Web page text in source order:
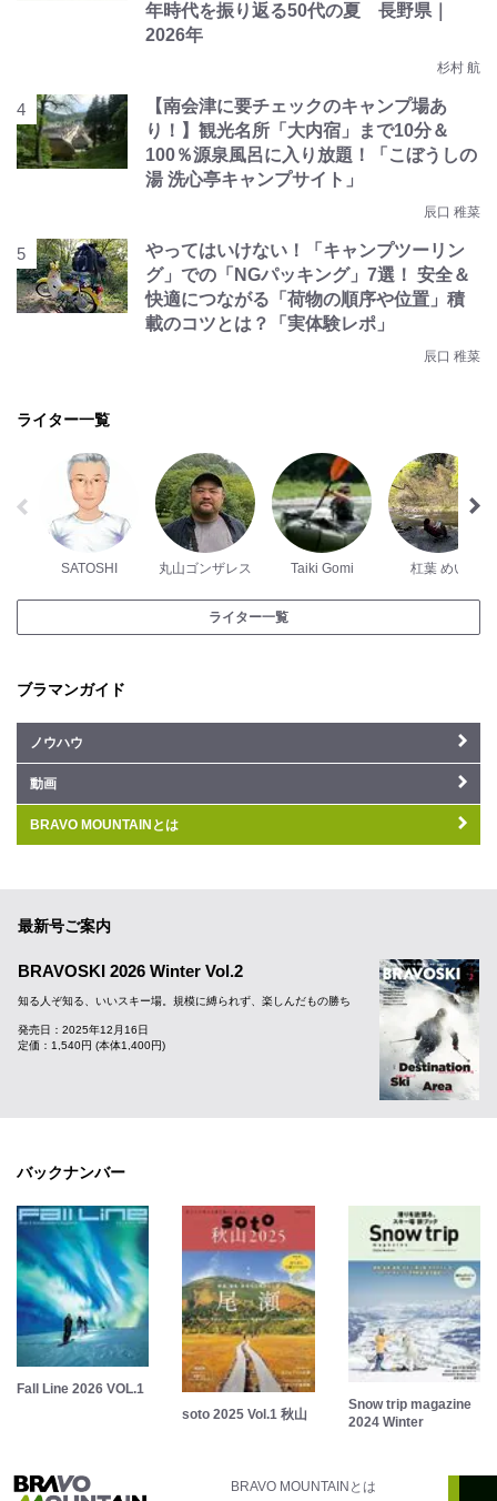
年時代を振り返る50代の夏 長野県｜
2026年
杉村 航
【南会津に要チェックのキャンプ場あ
り！】観光名所「大内宿」まで10分＆
100％源泉風呂に入り放題！「こぼうしの
湯 洗心亭キャンプサイト」
辰口 稚菜
やってはいけない！「キャンプツーリン
グ」での「NGパッキング」7選！ 安全＆
快適につながる「荷物の順序や位置」積
載のコツとは？「実体験レポ」
辰口 稚菜
ライター一覧
SATOSHI 丸山ゴンザレス Taiki Gomi 杠葉 めい
ライター一覧
ブラマンガイド
ノウハウ
動画
BRAVO MOUNTAINとは
最新号ご案内
BRAVOSKI 2026 Winter Vol.2
知る人ぞ知る、いいスキー場。規模に縛られず、楽しんだもの勝ち
発売日：2025年12月16日
定価：1,540円 (本体1,400円)
バックナンバー
Fall Line 2026 VOL.1
soto 2025 Vol.1 秋山
Snow trip magazine
2024 Winter
BRAVO MOUNTAINとは